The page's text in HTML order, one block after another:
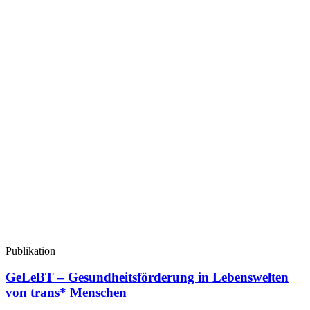
Publikation
GeLeBT – Gesundheitsförderung in Lebenswelten
von trans* Menschen